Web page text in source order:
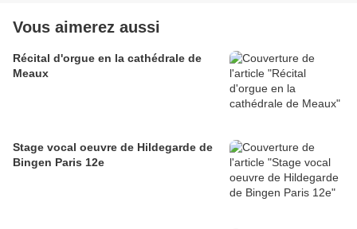
Vous aimerez aussi
Récital d'orgue en la cathédrale de
Meaux
Stage vocal oeuvre de Hildegarde de
Bingen Paris 12e